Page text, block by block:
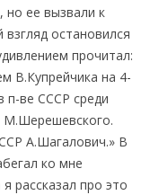
но ее вызвали к
остановился
прочитал:
В.Купрейчика на 4-
п-ве СССР среди
М.Шерешевского.
А.Шагалович.» В
ко мне
рассказал про это